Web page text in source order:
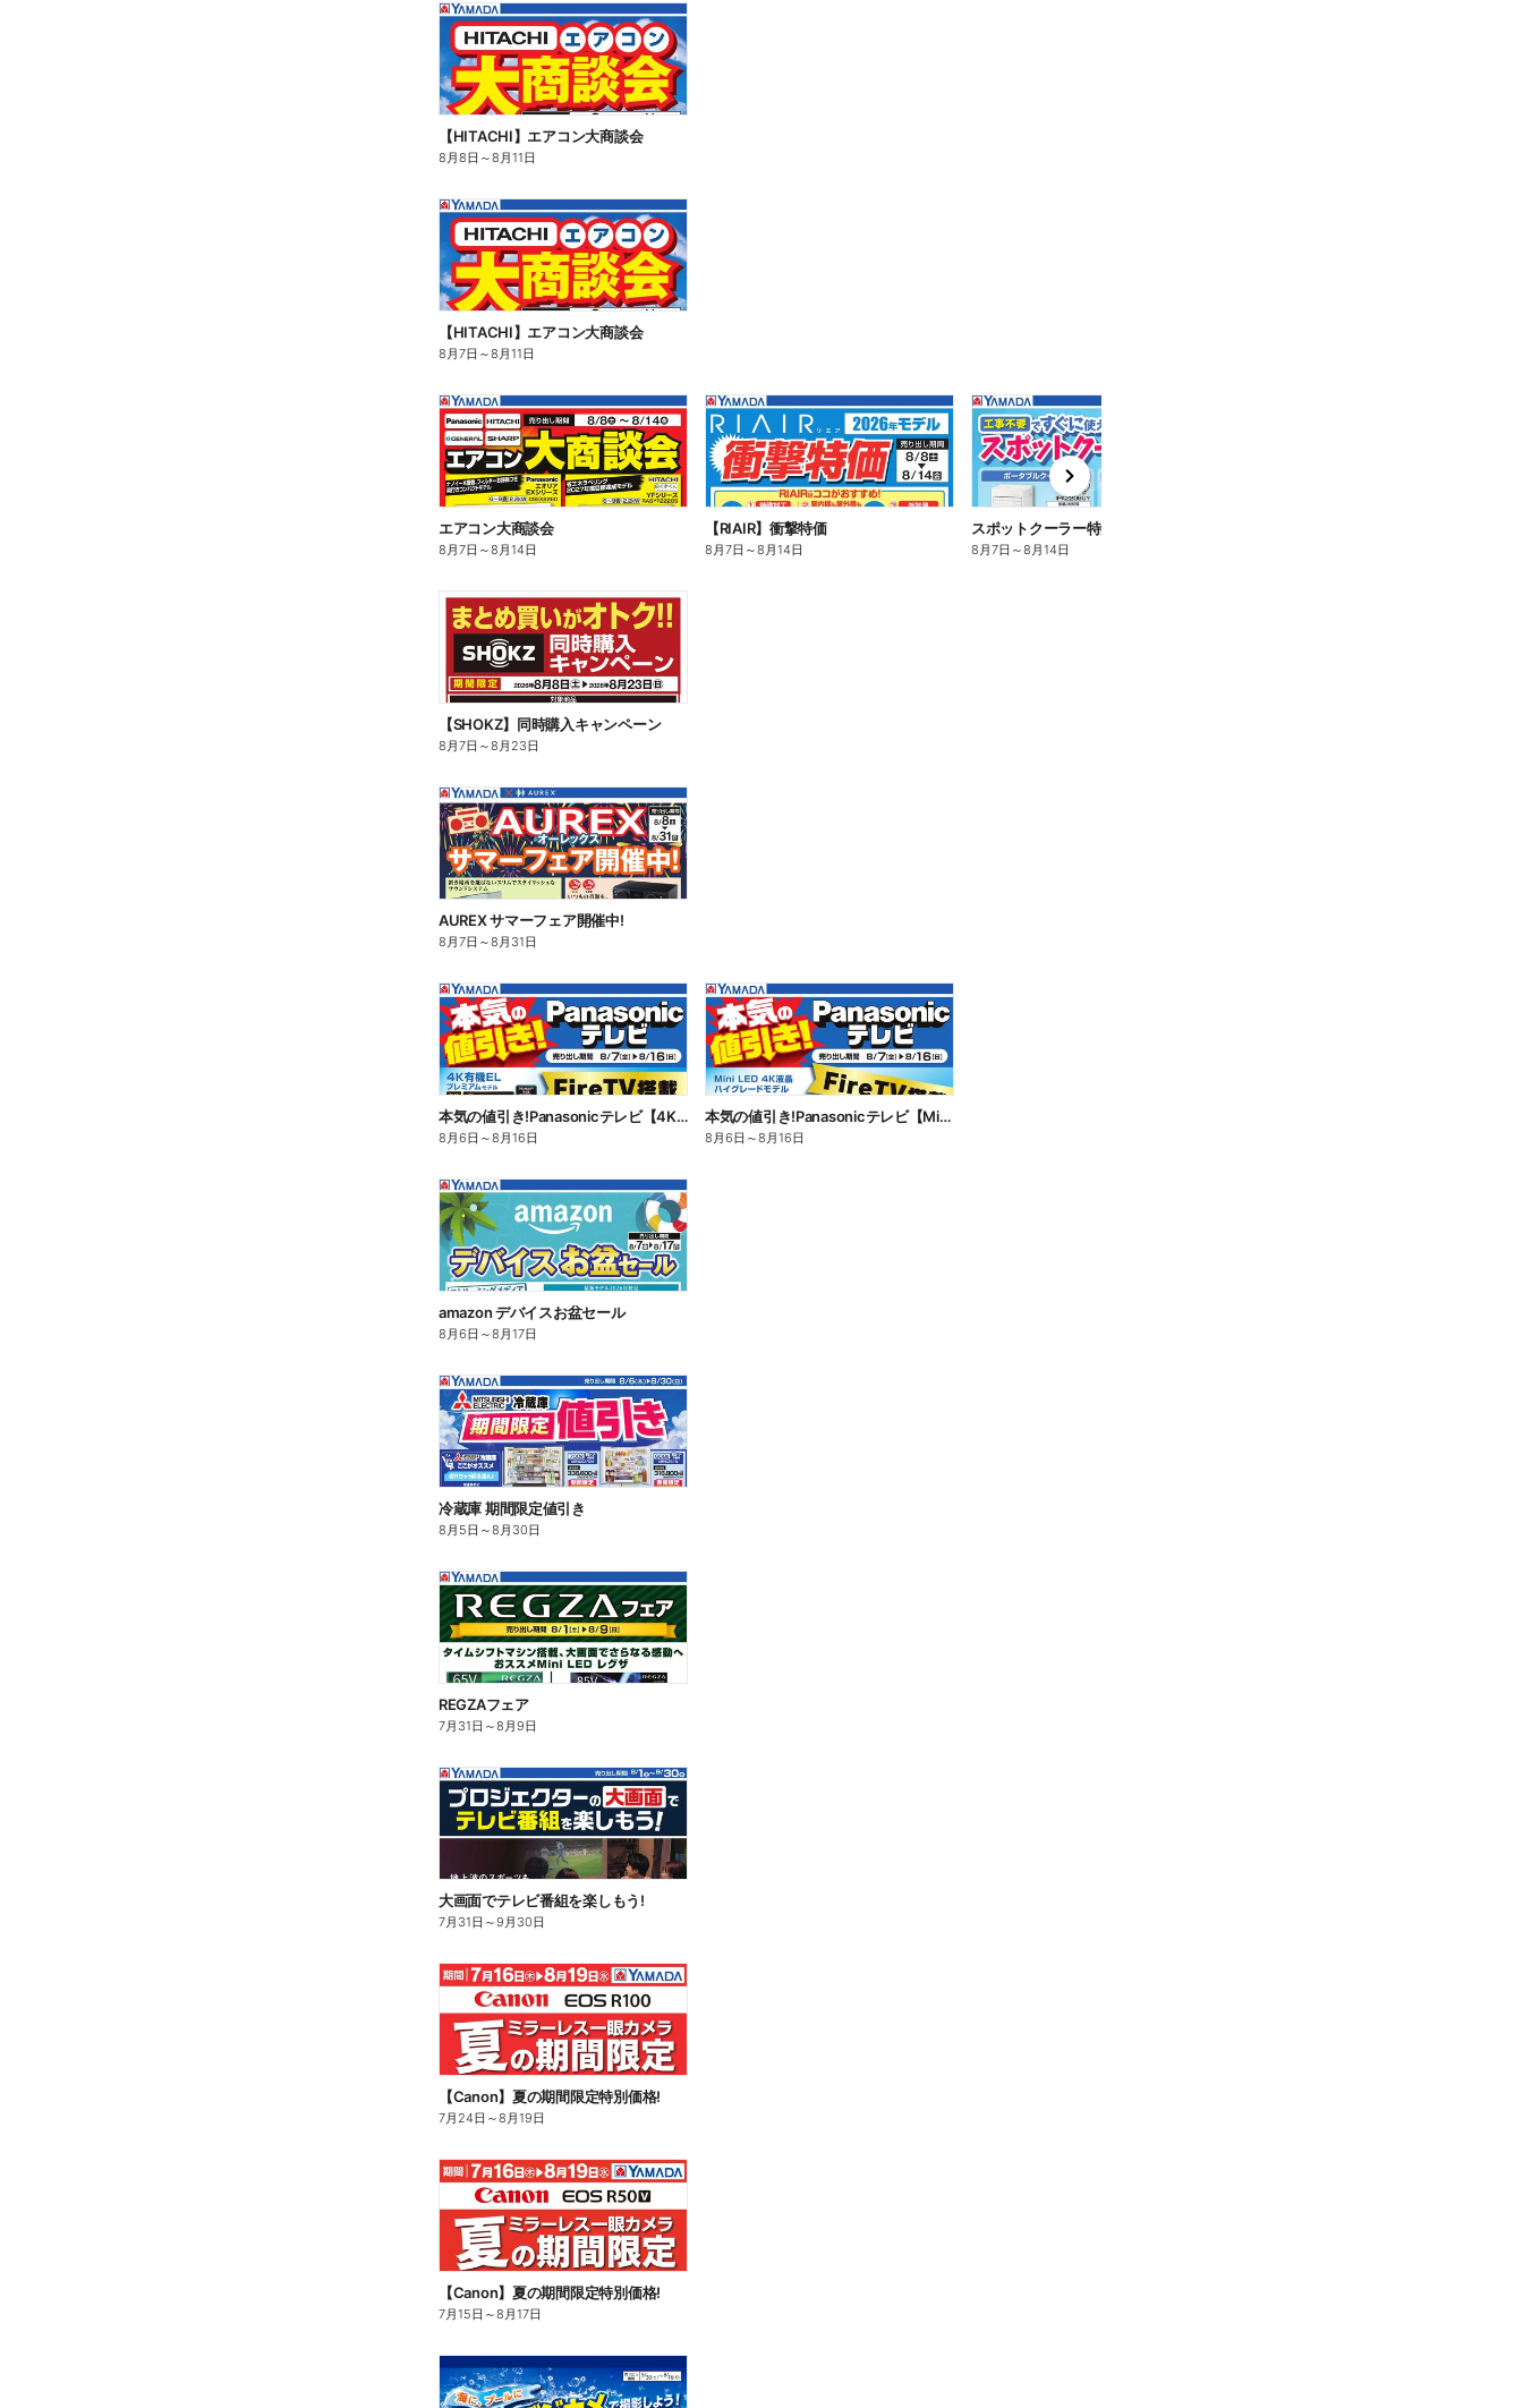
【HITACHI】エアコン大商談会
8月8日 ～8月11日
【HITACHI】エアコン大商談会
8月7日 ～8月11日
エアコン大商談会
8月7日 ～8月14日
【RIAIR】衝撃特価
8月7日 ～8月14日
スポットクーラー特集
8月7日 ～8月14日
e
x
t
【SHOKZ】同時購入キャンペーン
8月7日 ～8月23日
AUREX サマーフェア開催中!
8月7日 ～8月31日
本気の値引き!Panasonicテレビ【4K有機EL】
8月6日 ～8月16日
本気の値引き!Panasonicテレビ【Mini LED 4K液晶】
8月6日 ～8月16日
amazon デバイスお盆セール
8月6日 ～8月17日
冷蔵庫 期間限定値引き
8月5日 ～8月30日
REGZAフェア
7月31日 ～8月9日
大画面でテレビ番組を楽しもう!
7月31日 ～9月30日
【Canon】夏の期間限定特別価格!
7月24日 ～8月19日
【Canon】夏の期間限定特別価格!
7月15日 ～8月17日